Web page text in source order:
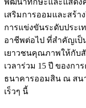
เสริมการออมและสร้า
การแข่งขันระดับประ
อาชีพต่อไป ที่สำคัญเป็
เยาวชนคุณภาพให้กับ
เวลาร่วม 15 ปี ของกา
ธนาคารออมสิน ณ สน
เร็วๆ นี้